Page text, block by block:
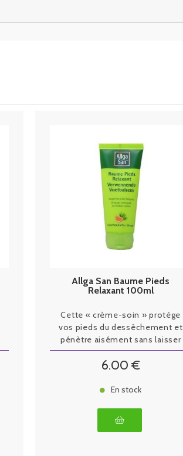
Allga San Baume Pieds
Relaxant 100ml
Cette « crème-soin » protège
vos pieds du dessèchement et
pénètre aisément sans laisser
de sensation de gras.
6.00 €
En stock